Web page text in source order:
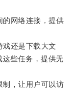
网络连接，提供
还是下载大文
些任务，提供无
，让用户可以访